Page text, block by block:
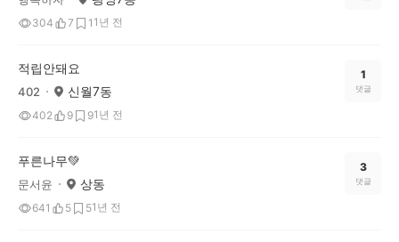
304 7 1 1년 전
적립안돼요
402 신월7동
402 9 91년 전
1
댓글
푸른나무💚
문서윤 상동
641 5 51년 전
3
댓글